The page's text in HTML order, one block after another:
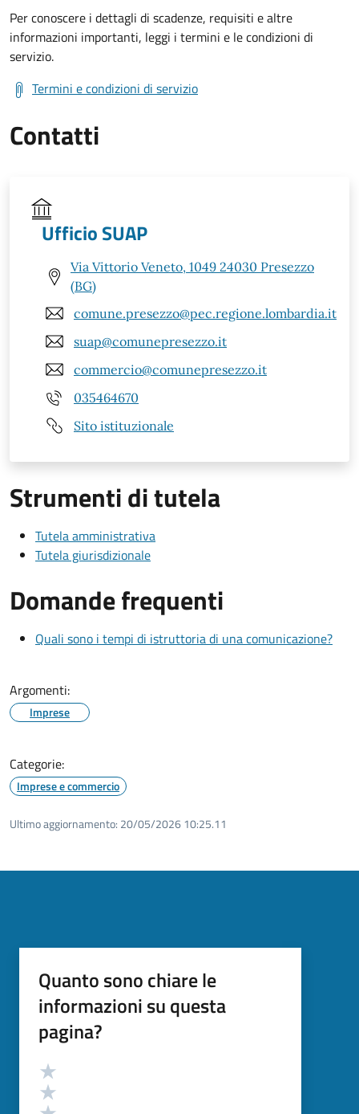
Per conoscere i dettagli di scadenze, requisiti e altre
informazioni importanti, leggi i termini e le condizioni di
servizio.
Termini e condizioni di servizio
Contatti
Ufficio SUAP
Via Vittorio Veneto, 1049 24030 Presezzo
(BG)
comune.presezzo@pec.regione.lombardia.it
suap@comunepresezzo.it
commercio@comunepresezzo.it
035464670
Sito istituzionale
Strumenti di tutela
Tutela amministrativa
Tutela giurisdizionale
Domande frequenti
Quali sono i tempi di istruttoria di una comunicazione?
Argomenti:
Imprese
Categorie:
Imprese e commercio
Ultimo aggiornamento: 20/05/2026 10:25.11
Quanto sono chiare le
informazioni su questa
pagina?
Valutazione